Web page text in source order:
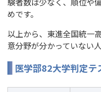
めです。
以上から、東進全国統一
意分野が分かっていない
医学部82大学判定テ